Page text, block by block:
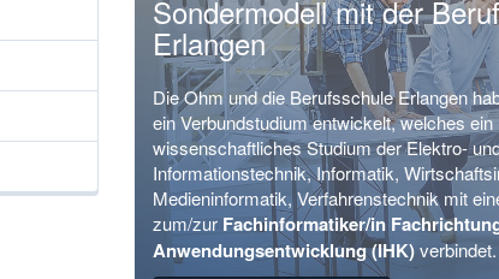
Sondermodell mit der
Erlangen
Die Ohm und die Berufsschule Erlangen
ein Verbundstudium entwickelt, welches ein
wissenschaftliches Studium der Elektro-
Informationstechnik, Informatik,
Medieninformatik, Verfahrenstechnik mit
zum/zur Fachinformatiker/in
Anwendungsentwicklung (IHK)verbindet.